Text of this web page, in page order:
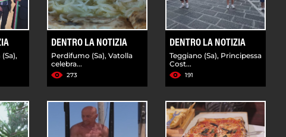
DENTRO LA NOTIZIA
Perdifumo (Sa), Vatolla
celebra...
273
DENTRO LA NOTIZIA
Teggiano (Sa), Principessa
Cost...
191